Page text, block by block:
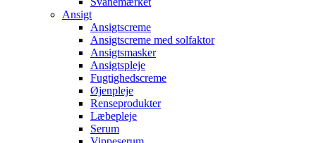
Ansigt
Ansigtscreme
Ansigtscreme med solfaktor
Ansigtsmasker
Ansigtspleje
Fugtighedscreme
Øjenpleje
Renseprodukter
Læbepleje
Serum